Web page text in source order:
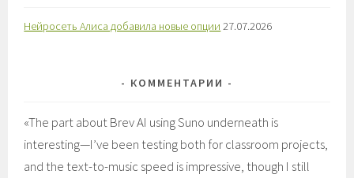
Нейросеть Алиса добавила новые опции 27.07.2026
КОММЕНТАРИИ
«The part about Brev AI using Suno underneath is
interesting—I’ve been testing both for classroom projects,
and the text-to-music speed is impressive, though I still